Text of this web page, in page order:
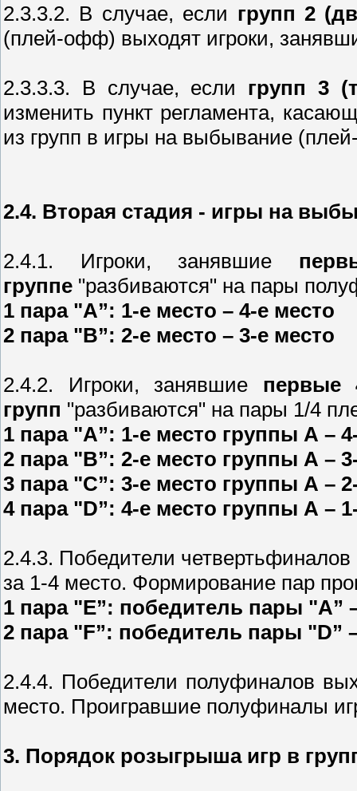
2.3.3.2. В случае, если групп 2
(плей-офф) выходят игроки,
2.3.3.3. В случае, если групп 3
изменить пункт регламента,
из групп в игры на выбывание
2.4. Вторая стадия - игры на
2.4.1. Игроки, занявшие
группе "разбиваются" на пары
1 пара "А”: 1-е место – 4-е место
2 пара "В”: 2-е место – 3-е место
2.4.2. Игроки, занявшие первые
групп "разбиваются" на пары 1/4
1 пара "А”: 1-е место группы А –
2 пара "В”: 2-е место группы А –
3 пара "С”: 3-е место группы А –
4 пара "D”: 4-е место группы А –
2.4.3. Победители
за 1-4 место. Формирование пар
1 пара "E”: победитель пары "A”
2 пара "F”: победитель пары "D”
2.4.4. Победители полуфиналов
место. Проигравшие полуфиналы
3. Порядок розыгрыша игр в